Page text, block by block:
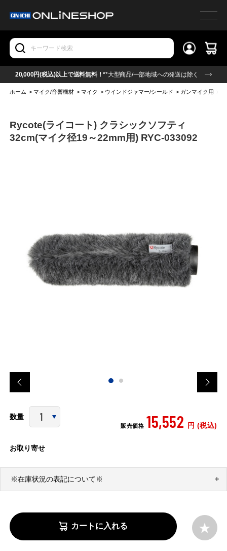
20,000円(税込)以上で送料無料！**大型商品/一部地域への発送は除く
ホーム >マイク/音響機材 >マイク > ウインドジャマー/シールド > ガンマイク用 >
Rycote(ライコート) クラシックソフティ
32cm(マイク径19～22mm用) RYC-033092
数量
販売価格 15,552 円 (税込)
お取り寄せ
※在庫状況の表記について※
カートに入れる